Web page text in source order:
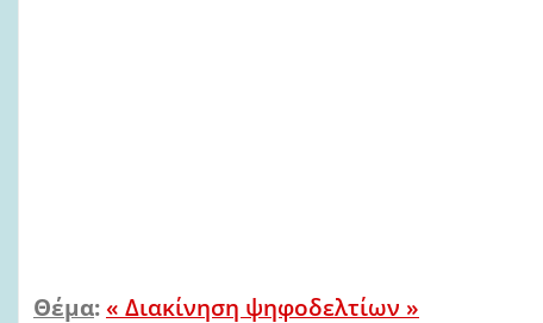
Διεύθυνση
Τοπικές
Π.Ο.Ε.Υ.Π.Σ. –
Θέμα: « Διακίνηση ψηφοδελτίων »